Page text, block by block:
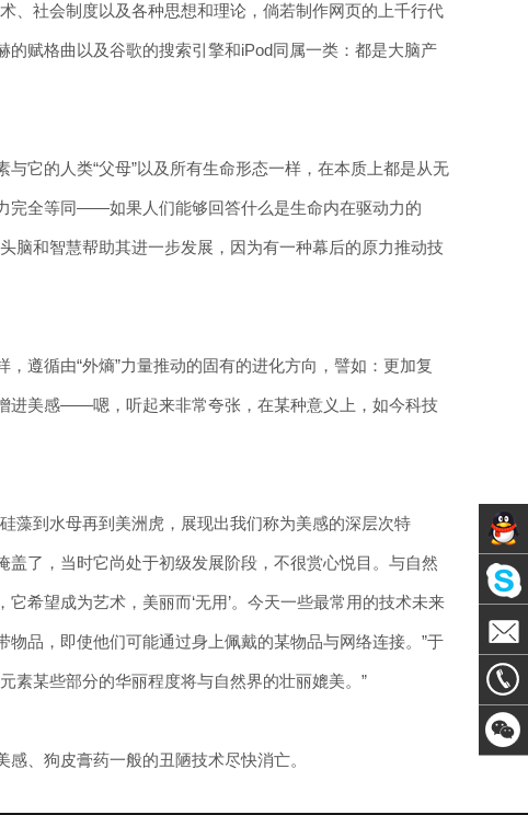
、社会制度以及各种思想和理论，倘若制作网页的上千行代
的赋格曲以及谷歌的搜索引擎和iPod同属一类：都是大脑产
它的人类“父母”以及所有生命形态一样，在本质上都是从无
完全等同——如果人们能够回答什么是生命内在驱动力的
脑和智慧帮助其进一步发展，因为有一种幕后的原力推动技
遵循由“外熵”力量推动的固有的进化方向，譬如：更加复
进美感——嗯，听起来非常夸张，在某种意义上，如今科技
藻到水母再到美洲虎，展现出我们称为美感的深层次特
盖了，当时它尚处于初级发展阶段，不很赏心悦目。与自然
希望成为艺术，美丽而‘无用’。今天一些最常用的技术未来
物品，即使他们可能通过身上佩戴的某物品与网络连接。”于
素某些部分的华丽程度将与自然界的壮丽媲美。”
、狗皮膏药一般的丑陋技术尽快消亡。
Skype
email